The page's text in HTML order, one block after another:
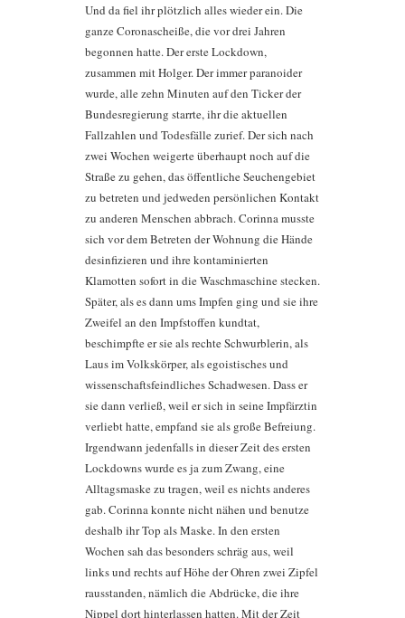
Und da fiel ihr plötzlich alles wieder ein. Die
ganze Coronascheiße, die vor drei Jahren
begonnen hatte. Der erste Lockdown,
zusammen mit Holger. Der immer paranoider
wurde, alle zehn Minuten auf den Ticker der
Bundesregierung starrte, ihr die aktuellen
Fallzahlen und Todesfälle zurief. Der sich nach
zwei Wochen weigerte überhaupt noch auf die
Straße zu gehen, das öffentliche Seuchengebiet
zu betreten und jedweden persönlichen Kontakt
zu anderen Menschen abbrach. Corinna musste
sich vor dem Betreten der Wohnung die Hände
desinfizieren und ihre kontaminierten
Klamotten sofort in die Waschmaschine stecken.
Später, als es dann ums Impfen ging und sie ihre
Zweifel an den Impfstoffen kundtat,
beschimpfte er sie als rechte Schwurblerin, als
Laus im Volkskörper, als egoistisches und
wissenschaftsfeindliches Schadwesen. Dass er
sie dann verließ, weil er sich in seine Impfärztin
verliebt hatte, empfand sie als große Befreiung.
Irgendwann jedenfalls in dieser Zeit des ersten
Lockdowns wurde es ja zum Zwang, eine
Alltagsmaske zu tragen, weil es nichts anderes
gab. Corinna konnte nicht nähen und benutze
deshalb ihr Top als Maske. In den ersten
Wochen sah das besonders schräg aus, weil
links und rechts auf Höhe der Ohren zwei Zipfel
rausstanden, nämlich die Abdrücke, die ihre
Nippel dort hinterlassen hatten. Mit der Zeit